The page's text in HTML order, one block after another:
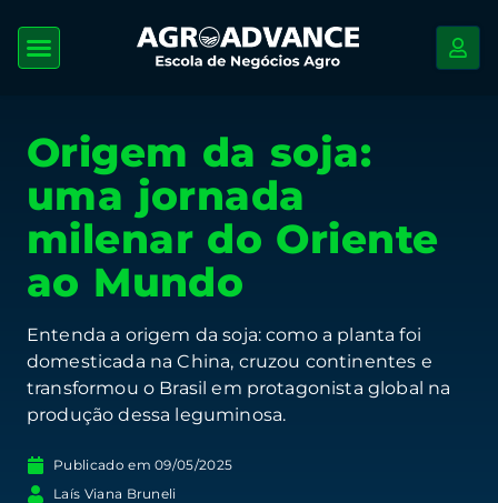
Origem da soja:
uma jornada
milenar do Oriente
ao Mundo
Entenda a origem da soja: como a planta foi
domesticada na China, cruzou continentes e
transformou o Brasil em protagonista global na
produção dessa leguminosa.
Publicado em 09/05/2025
Laís Viana Bruneli